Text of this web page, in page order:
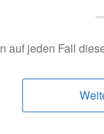
auf jeden Fall